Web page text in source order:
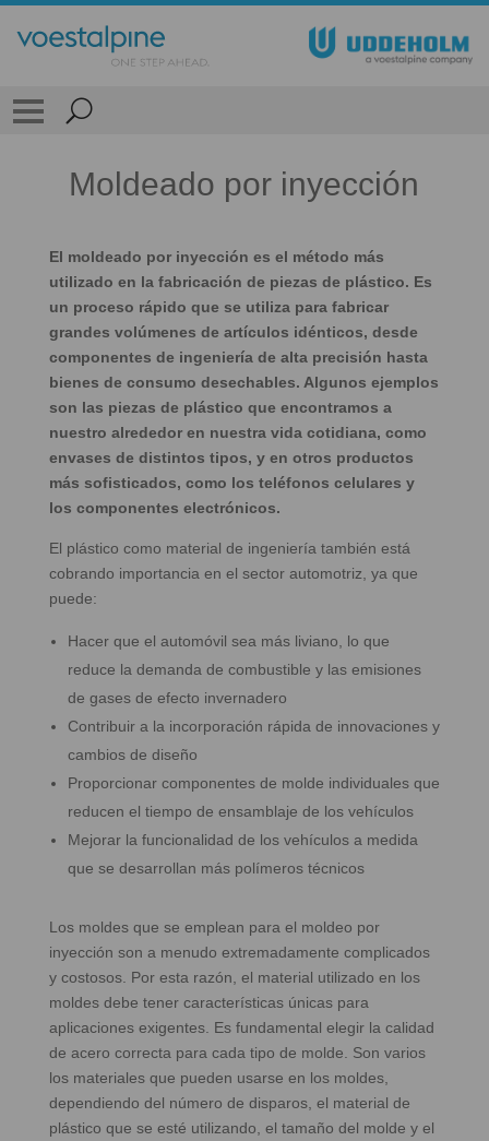
Moldeado por inyección
El moldeado por inyección es el método más
utilizado en la fabricación de piezas de plástico. Es
un proceso rápido que se utiliza para fabricar
grandes volúmenes de artículos idénticos, desde
componentes de ingeniería de alta precisión hasta
bienes de consumo desechables. Algunos ejemplos
son las piezas de plástico que encontramos a
nuestro alrededor en nuestra vida cotidiana, como
envases de distintos tipos, y en otros productos
más sofisticados, como los teléfonos celulares y
los componentes electrónicos.
El plástico como material de ingeniería también está
cobrando importancia en el sector automotriz, ya que
puede:
Hacer que el automóvil sea más liviano, lo que
reduce la demanda de combustible y las emisiones
de gases de efecto invernadero
Contribuir a la incorporación rápida de innovaciones y
cambios de diseño
Proporcionar componentes de molde individuales que
reducen el tiempo de ensamblaje de los vehículos
Mejorar la funcionalidad de los vehículos a medida
que se desarrollan más polímeros técnicos
Los moldes que se emplean para el moldeo por
inyección son a menudo extremadamente complicados
y costosos. Por esta razón, el material utilizado en los
moldes debe tener características únicas para
aplicaciones exigentes. Es fundamental elegir la calidad
de acero correcta para cada tipo de molde. Son varios
los materiales que pueden usarse en los moldes,
dependiendo del número de disparos, el material de
plástico que se esté utilizando, el tamaño del molde y el